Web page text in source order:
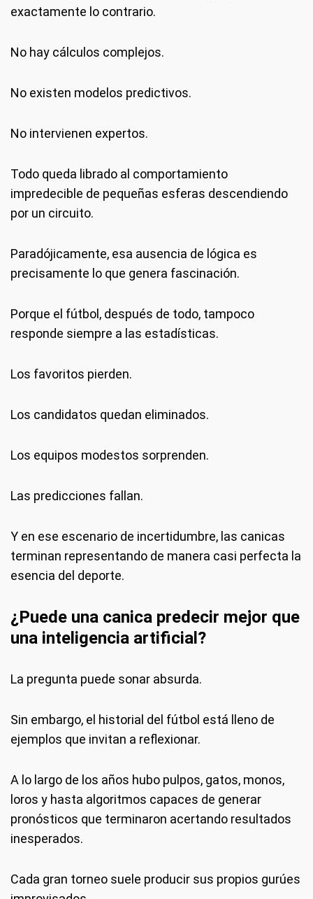
exactamente lo contrario.
No hay cálculos complejos.
No existen modelos predictivos.
No intervienen expertos.
Todo queda librado al comportamiento
impredecible de pequeñas esferas descendiendo
por un circuito.
Paradójicamente, esa ausencia de lógica es
precisamente lo que genera fascinación.
Porque el fútbol, después de todo, tampoco
responde siempre a las estadísticas.
Los favoritos pierden.
Los candidatos quedan eliminados.
Los equipos modestos sorprenden.
Las predicciones fallan.
Y en ese escenario de incertidumbre, las canicas
terminan representando de manera casi perfecta la
esencia del deporte.
¿Puede una canica predecir mejor que
una inteligencia artificial?
La pregunta puede sonar absurda.
Sin embargo, el historial del fútbol está lleno de
ejemplos que invitan a reflexionar.
A lo largo de los años hubo pulpos, gatos, monos,
loros y hasta algoritmos capaces de generar
pronósticos que terminaron acertando resultados
inesperados.
Cada gran torneo suele producir sus propios gurúes